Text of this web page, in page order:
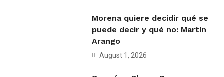
Morena quiere decidir qué se
puede decir y qué no: Martín
Arango
August 1, 2026